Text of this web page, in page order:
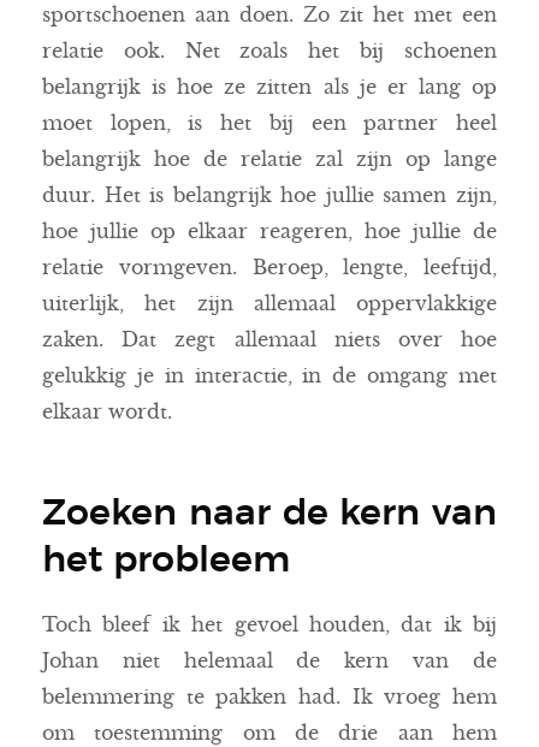
sportschoenen aan doen. Zo zit het met een
relatie ook. Net zoals het bij schoenen
belangrijk is hoe ze zitten als je er lang op
moet lopen, is het bij een partner heel
belangrijk hoe de relatie zal zijn op lange
duur. Het is belangrijk hoe jullie samen zijn,
hoe jullie op elkaar reageren, hoe jullie de
relatie vormgeven. Beroep, lengte, leeftijd,
uiterlijk, het zijn allemaal oppervlakkige
zaken. Dat zegt allemaal niets over hoe
gelukkig je in interactie, in de omgang met
elkaar wordt.
Zoeken naar de kern van
het probleem
Toch bleef ik het gevoel houden, dat ik bij
Johan niet helemaal de kern van de
belemmering te pakken had. Ik vroeg hem
om toestemming om de drie aan hem